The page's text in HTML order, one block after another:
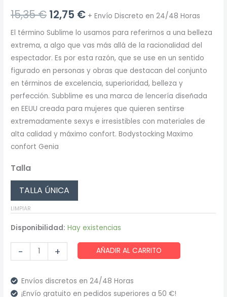
15,35€ El
precio
original
era:
15,35 €.
12,75 €El
precio
actual
es:
12,75 €.
+ Envío Discreto en 24/48 Horas
El término Sublime lo usamos para referirnos a una belleza
extrema, a algo que vas más allá de la racionalidad del
espectador. Es por esta razón, que se use en un sentido
figurado en personas y obras que destacan del conjunto
en términos de excelencia, superioridad, belleza y
perfección. Subblime es una marca de lencería diseñada
en EEUU creada para mujeres que quieren sentirse
extremadamente sexys e irresistibles con materiales de
alta calidad y máximo confort. Bodystocking Maximo
confort Genia
Talla
TALLA ÚNICA
LIMPIAR
Disponibilidad: Hay existencias
-
Subblime
-
con
+ AÑADIR AL CARRITO
Envíos discretos en 24/48 Horas
¡Envío gratuito en pedidos superiores a 50 €!